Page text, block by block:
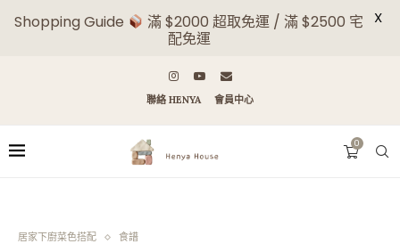
聯絡 HENYA 會員中心
0
居家下廚菜色搭配 食譜
Shopping Guide
滿 $2000 超取免運 / 滿 $2500 宅
配免運
X